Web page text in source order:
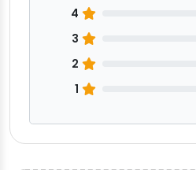
4
3
2
1